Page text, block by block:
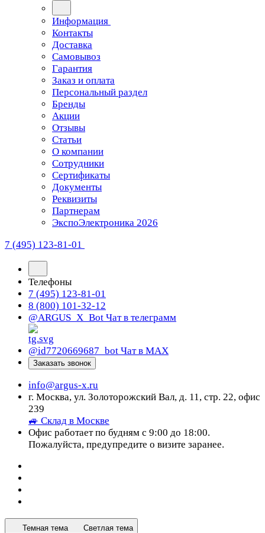
Информация
Контакты
Доставка
Самовывоз
Гарантия
Заказ и оплата
Персональный раздел
Бренды
Акции
Отзывы
Статьи
О компании
Сотрудники
Сертификаты
Документы
Реквизиты
Партнерам
ЭкспоЭлектроника 2026
7 (495) 123-81-01
Телефоны
7 (495) 123-81-01
8 (800) 101-32-12
@ARGUS_X_Bot Чат в телеграмм
@id7720669687_bot Чат в МАХ
Заказать звонок
info@argus-x.ru
г. Москва, ул. Золоторожский Вал, д. 11, стр. 22, офис
239
🚙 Склад в Москве
Офис работает по будням с 9:00 до 18:00.
Пожалуйста, предупредите о визите заранее.
Темная тема Светлая тема